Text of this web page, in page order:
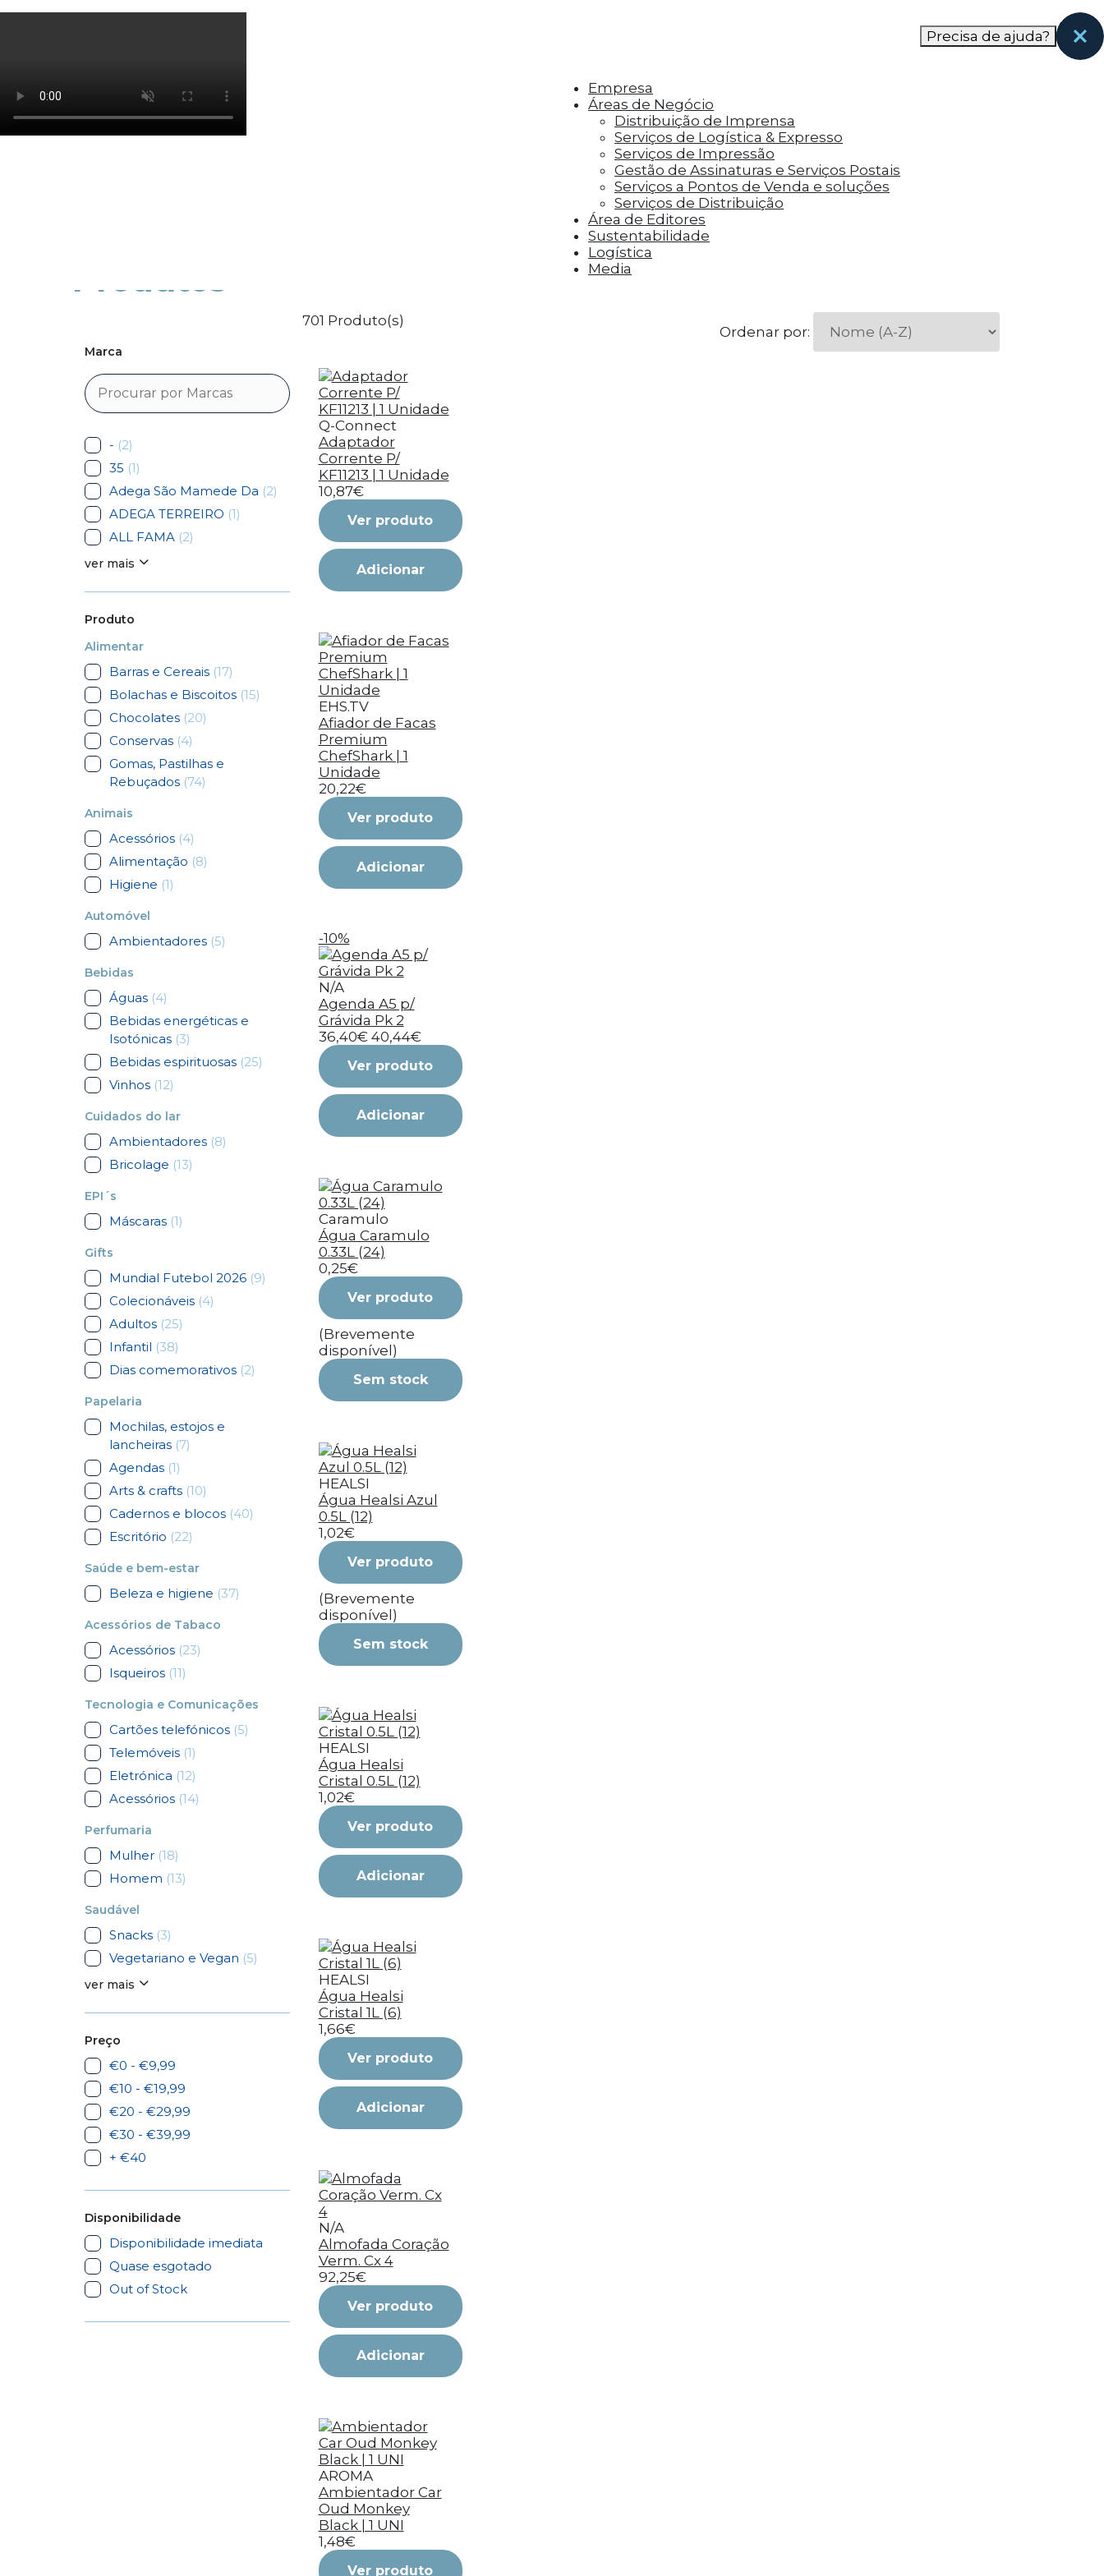
Os cookies de marketing são usados para entregar aos visitantes anúncios personalizados com base nas páginas que eles visitaram antes e analisar a
Precisa de ajuda?
Empresa
Áreas de Negócio
Distribuição de Imprensa
Serviços de Logística & Expresso
Serviços de Impressão
Gestão de Assinaturas e Serviços Postais
Serviços a Pontos de Venda e soluções
Serviços de Distribuição
Área de Editores
Sustentabilidade
Logística
Media
Produtos
Marca
- (2)
35 (1)
Adega São Mamede Da (2)
ADEGA TERREIRO (1)
ALL FAMA (2)
ver mais
Produto
Alimentar
Barras e Cereais (17)
Bolachas e Biscoitos (15)
Chocolates (20)
Conservas (4)
Gomas, Pastilhas e
Rebuçados (74)
Animais
Acessórios (4)
Alimentação (8)
Higiene (1)
Automóvel
Ambientadores (5)
Bebidas
Águas (4)
Bebidas energéticas e
Isotónicas (3)
Bebidas espirituosas (25)
Vinhos (12)
Cuidados do lar
Ambientadores (8)
Bricolage (13)
EPI´s
Máscaras (1)
Gifts
Mundial Futebol 2026 (9)
Colecionáveis (4)
Adultos (25)
Infantil (38)
Dias comemorativos (2)
Papelaria
Mochilas, estojos e
lancheiras (7)
Agendas (1)
Arts & crafts (10)
Cadernos e blocos (40)
Escritório (22)
Saúde e bem-estar
Beleza e higiene (37)
Acessórios de Tabaco
Acessórios (23)
Isqueiros (11)
Tecnologia e Comunicações
Cartões telefónicos (5)
Telemóveis (1)
Eletrónica (12)
Acessórios (14)
Perfumaria
Mulher (18)
Homem (13)
Saudável
Snacks (3)
Vegetariano e Vegan (5)
ver mais
Preço
€0 - €9,99
€10 - €19,99
€20 - €29,99
€30 - €39,99
+ €40
Disponibilidade
Disponibilidade imediata
Quase esgotado
Out of Stock
701 Produto(s)
Ordenar por:
Q-Connect
Adaptador
Corrente P/
KF11213 | 1 Unidade
10,87€
Ver produto
Adicionar
EHS.TV
Afiador de Facas
Premium
ChefShark | 1
Unidade
20,22€
Ver produto
Adicionar
-10%
N/A
Agenda A5 p/
Grávida Pk 2
36,40€ 40,44€
Ver produto
Adicionar
Caramulo
Água Caramulo
0.33L (24)
0,25€
Ver produto
(Brevemente
disponível)
Sem stock
HEALSI
Água Healsi Azul
0.5L (12)
1,02€
Ver produto
(Brevemente
disponível)
Sem stock
HEALSI
Água Healsi
Cristal 0.5L (12)
1,02€
Ver produto
Adicionar
HEALSI
Água Healsi
Cristal 1L (6)
1,66€
Ver produto
Adicionar
N/A
Almofada Coração
Verm. Cx 4
92,25€
Ver produto
Adicionar
AROMA
Ambientador Car
Oud Monkey
Black | 1 UNI
1,48€
Ver produto